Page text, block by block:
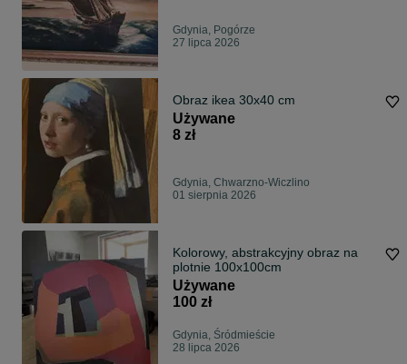
Gdynia, Pogórze
27 lipca 2026
Obraz ikea 30x40 cm
Używane
8 zł
Gdynia, Chwarzno-Wiczlino
01 sierpnia 2026
Kolorowy, abstrakcyjny obraz na
plotnie 100x100cm
Używane
100 zł
Gdynia, Śródmieście
28 lipca 2026